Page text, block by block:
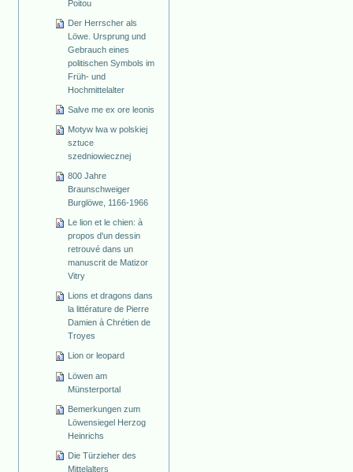
Poitou
Der Herrscher als
Löwe. Ursprung und
Gebrauch eines
politischen Symbols im
Früh- und
Hochmittelalter
Salve me ex ore leonis
Motyw lwa w polskiej
sztuce
szedniowiecznej
800 Jahre
Braunschweiger
Burglöwe, 1166-1966
Le lion et le chien: à
propos d'un dessin
retrouvé dans un
manuscrit de Matizor
Vitry
Lions et dragons dans
la littérature de Pierre
Damien à Chrétien de
Troyes
Lion or leopard
Löwen am
Münsterportal
Bemerkungen zum
Löwensiegel Herzog
Heinrichs
Die Türzieher des
Mittelalters